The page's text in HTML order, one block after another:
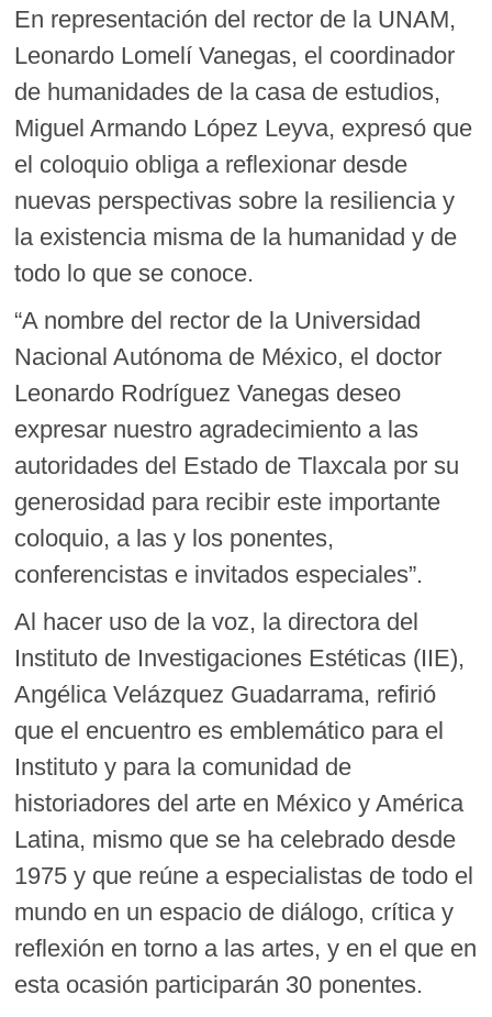
En representación del rector de la UNAM,
Leonardo Lomelí Vanegas, el coordinador
de humanidades de la casa de estudios,
Miguel Armando López Leyva, expresó que
el coloquio obliga a reflexionar desde
nuevas perspectivas sobre la resiliencia y
la existencia misma de la humanidad y de
todo lo que se conoce.
“A nombre del rector de la Universidad
Nacional Autónoma de México, el doctor
Leonardo Rodríguez Vanegas deseo
expresar nuestro agradecimiento a las
autoridades del Estado de Tlaxcala por su
generosidad para recibir este importante
coloquio, a las y los ponentes,
conferencistas e invitados especiales”.
Al hacer uso de la voz, la directora del
Instituto de Investigaciones Estéticas (IIE),
Angélica Velázquez Guadarrama, refirió
que el encuentro es emblemático para el
Instituto y para la comunidad de
historiadores del arte en México y América
Latina, mismo que se ha celebrado desde
1975 y que reúne a especialistas de todo el
mundo en un espacio de diálogo, crítica y
reflexión en torno a las artes, y en el que en
esta ocasión participarán 30 ponentes.